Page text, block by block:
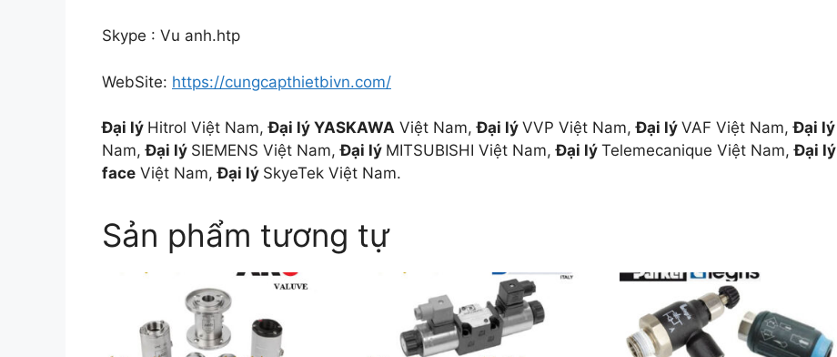
Skype : Vu anh.htp
WebSite: https://cungcapthietbivn.com/
Đại lý Hitrol Việt Nam,Đại lý YASKAWA Việt Nam,Đại lý VVP Việt Nam,Đại lý VAF Việt Nam,Đại lý
Nam,Đại lý SIEMENS Việt Nam,Đại lý MITSUBISHI Việt Nam,Đại lý Telemecanique Việt Nam,Đại lý
face Việt Nam,Đại lý SkyeTek Việt Nam.
Sản phẩm tương tự